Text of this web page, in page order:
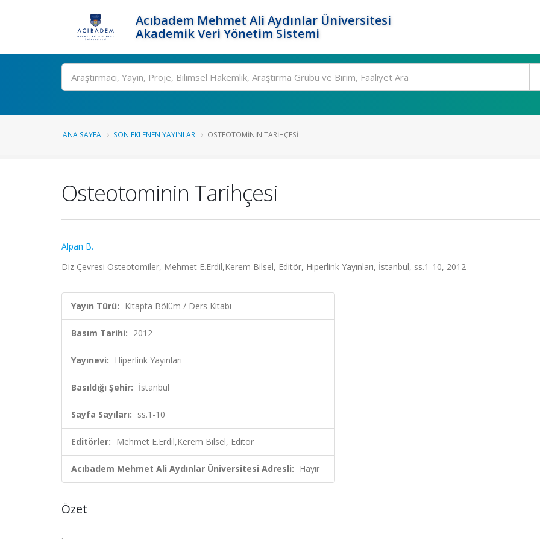
Acıbadem Mehmet Ali Aydınlar Üniversitesi
Akademik Veri Yönetim Sistemi
Ara
ANA SAYFA SON EKLENEN YAYINLAR OSTEOTOMININ TARIHÇESI
Osteotominin Tarihçesi
Alpan B.
Diz Çevresi Osteotomiler, Mehmet E.Erdil,Kerem Bilsel, Editör, Hiperlink Yayınları, İstanbul, ss.1-10, 2012
Yayın Türü: Kitapta Bölüm / Ders Kitabı
Basım Tarihi: 2012
Yayınevi: Hiperlink Yayınları
Basıldığı Şehir: İstanbul
Sayfa Sayıları: ss.1-10
Editörler: Mehmet E.Erdil,Kerem Bilsel, Editör
Acıbadem Mehmet Ali Aydınlar Üniversitesi Adresli: Hayır
Özet
.